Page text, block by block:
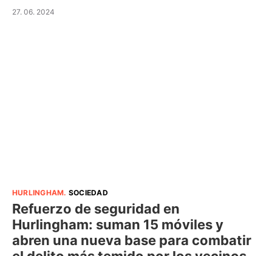
27. 06. 2024
HURLINGHAM. SOCIEDAD
Refuerzo de seguridad en
Hurlingham: suman 15 móviles y
abren una nueva base para combatir